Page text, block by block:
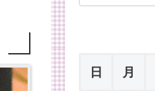
日 月